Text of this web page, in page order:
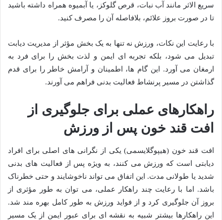
سریع الاثر مانند آب نبات، قرص گلوکز، یا آبمیوه همراه داشته باشید
تا در صورت بروز علائم، بلافاصله آن را مصرف کنید.
با رعایت این نکات، ورزش نه تنها به یک بخش مؤثر از مدیریت دیابت
تبدیل می شود، بلکه تجربه ای ایمن و لذت بخش را برای فرد به
ارمغان می آورد. این گام ها، اطمینان و آرامش خاطر را برای قدم
گذاشتن در مسیر پرنشاط فعالیت بدنی فراهم می آورند.
راهکارهای عملی برای جلوگیری از
افت قند خون پس از ورزش
افت قند خون (هیپوگلایسمی) یکی از نگرانی های اصلی برای افراد
دیابتی است که ورزش می کنند، به ویژه پس از فعالیت های بدنی
شدید یا طولانی مدت. این اتفاق می تواند ناخوشایند و حتی خطرناک
باشد. اما با رعایت چند راهکار عملی، می توان به طور مؤثری از
بروز آن جلوگیری کرد و از فواید ورزش به طور کامل بهره مند شد.
این راهکارها بیشتر شبیه به نقشه ای برای عبور ایمن از یک مسیر